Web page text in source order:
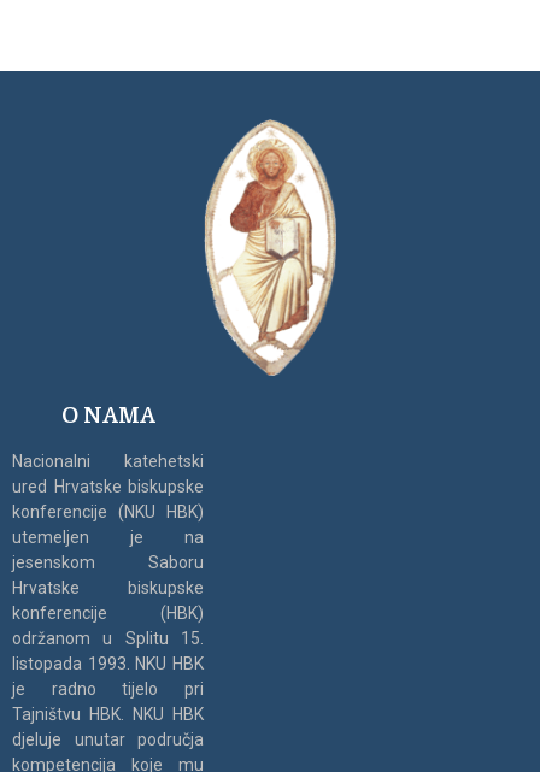
O NAMA
Nacionalni katehetski
ured Hrvatske biskupske
konferencije (NKU HBK)
utemeljen je na
jesenskom Saboru
Hrvatske biskupske
konferencije (HBK)
održanom u Splitu 15.
listopada 1993. NKU HBK
je radno tijelo pri
Tajništvu HBK. NKU HBK
djeluje unutar područja
kompetencija koje mu